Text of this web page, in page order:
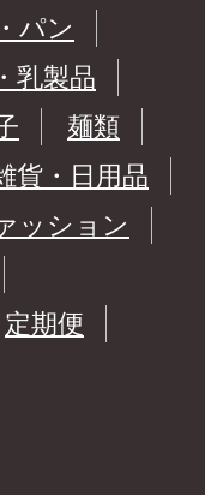
パン
乳製品
麺類
貨・日用品
ッション
定期便